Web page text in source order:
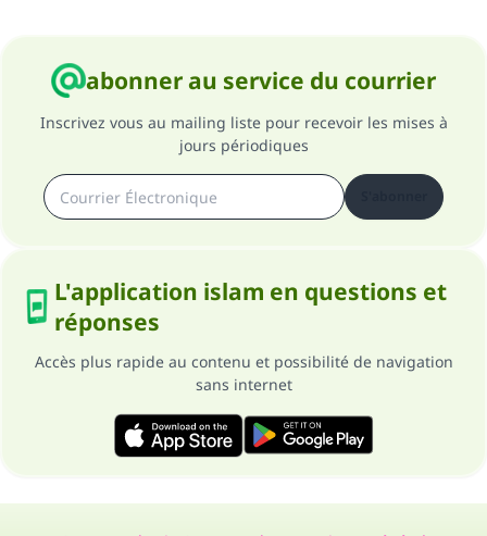
abonner au service du courrier
Inscrivez vous au mailing liste pour recevoir les mises à
jours périodiques
L'application islam en questions et
réponses
Accès plus rapide au contenu et possibilité de navigation
sans internet